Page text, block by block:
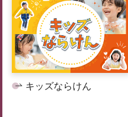
キッズならけん